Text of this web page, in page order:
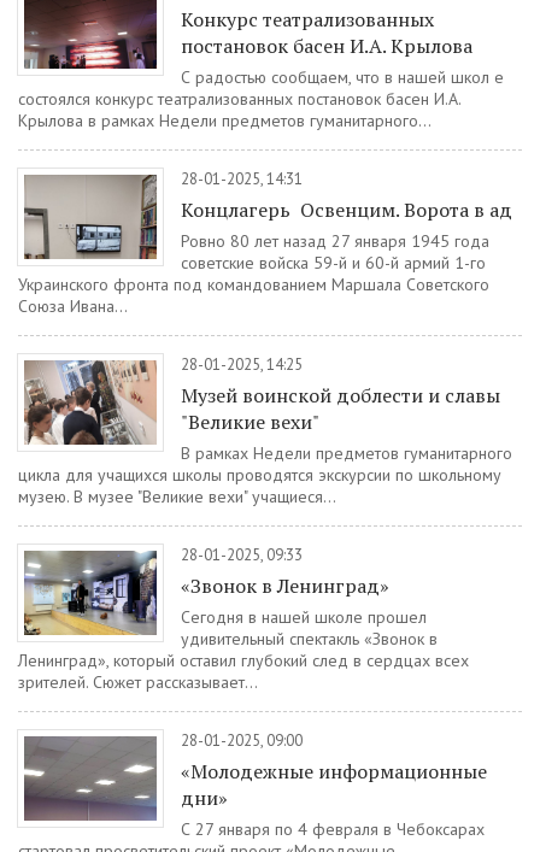
Конкурс театрализованных
постановок басен И.А. Крылова
С радостью сообщаем, что в нашей школ е
состоялся конкурс театрализованных постановок басен И.А.
Крылова в рамках Недели предметов гуманитарного...
28-01-2025, 14:31
Концлагерь Освенцим. Ворота в ад
Ровно 80 лет назад 27 января 1945 года
советские войска 59-й и 60-й армий 1-го
Украинского фронта под командованием Маршала Советского
Союза Ивана...
28-01-2025, 14:25
Музей воинской доблести и славы
"Великие вехи"
В рамках Недели предметов гуманитарного
цикла для учащихся школы проводятся экскурсии по школьному
музею. В музее "Великие вехи" учащиеся...
28-01-2025, 09:33
«Звонок в Ленинград»
Сегодня в нашей школе прошел
удивительный спектакль «Звонок в
Ленинград», который оставил глубокий след в сердцах всех
зрителей. Сюжет рассказывает...
28-01-2025, 09:00
«Молодежные информационные
дни»
С 27 января по 4 февраля в Чебоксарах